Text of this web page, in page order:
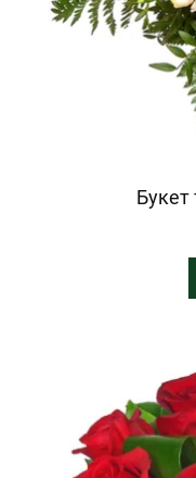
Букет